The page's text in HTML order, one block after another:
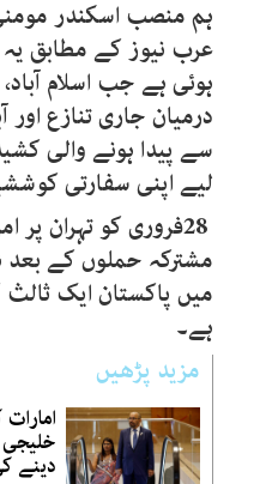
ہم منصب اسکندر
عرب نیوز کے مطابق
ہوئی ہے جب اسلام
درمیان جاری تنازع اور
سے پیدا ہونے والی
لیے اپنی سفارتی
28فروری کو تہران پر
مشترکہ حملوں کے
میں پاکستان ایک
ہے۔
مزید پڑھیں
دینے